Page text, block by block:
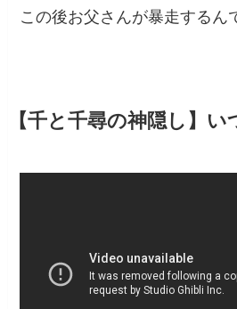
この後お父さんが暴走するん
【千と千尋の神隠し】い